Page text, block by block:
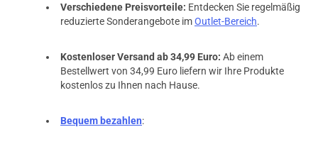
Verschiedene Preisvorteile: Entdecken Sie regelmäßig
reduzierte Sonderangebote imOutlet-Bereich.
Kostenloser Versand ab 34,99 Euro: Ab einem
Bestellwert von 34,99 Euro liefern wir Ihre Produkte
kostenlos zu Ihnen nach Hause.
Bequem bezahlen: